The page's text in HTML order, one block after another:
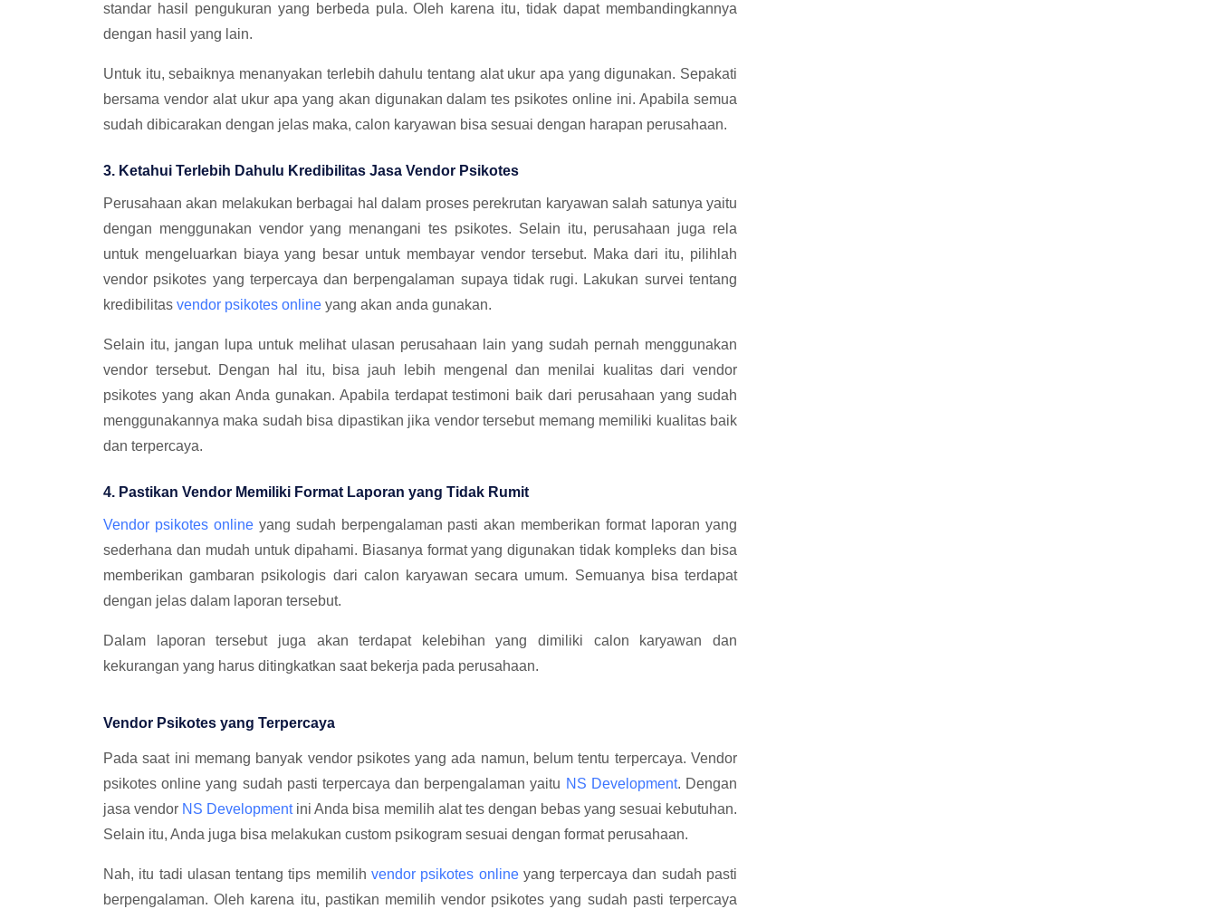
standar hasil pengukuran yang berbeda pula. Oleh karena itu, tidak dapat membandingkannya
dengan hasil yang lain.
Untuk itu, sebaiknya menanyakan terlebih dahulu tentang alat ukur apa yang digunakan. Sepakati
bersama vendor alat ukur apa yang akan digunakan dalam tes psikotes online ini. Apabila semua
sudah dibicarakan dengan jelas maka, calon karyawan bisa sesuai dengan harapan perusahaan.
3. Ketahui Terlebih Dahulu Kredibilitas Jasa Vendor Psikotes
Perusahaan akan melakukan berbagai hal dalam proses perekrutan karyawan salah satunya yaitu
dengan menggunakan vendor yang menangani tes psikotes. Selain itu, perusahaan juga rela
untuk mengeluarkan biaya yang besar untuk membayar vendor tersebut. Maka dari itu, pilihlah
vendor psikotes yang terpercaya dan berpengalaman supaya tidak rugi. Lakukan survei tentang
kredibilitas vendor psikotes online yang akan anda gunakan.
Selain itu, jangan lupa untuk melihat ulasan perusahaan lain yang sudah pernah menggunakan
vendor tersebut. Dengan hal itu, bisa jauh lebih mengenal dan menilai kualitas dari vendor
psikotes yang akan Anda gunakan. Apabila terdapat testimoni baik dari perusahaan yang sudah
menggunakannya maka sudah bisa dipastikan jika vendor tersebut memang memiliki kualitas baik
dan terpercaya.
4. Pastikan Vendor Memiliki Format Laporan yang Tidak Rumit
Vendor psikotes onlineyang sudah berpengalaman pasti akan memberikan format laporan yang
sederhana dan mudah untuk dipahami. Biasanya format yang digunakan tidak kompleks dan bisa
memberikan gambaran psikologis dari calon karyawan secara umum. Semuanya bisa terdapat
dengan jelas dalam laporan tersebut.
Dalam laporan tersebut juga akan terdapat kelebihan yang dimiliki calon karyawan dan
kekurangan yang harus ditingkatkan saat bekerja pada perusahaan.
Vendor Psikotes yang Terpercaya
Pada saat ini memang banyak vendor psikotes yang ada namun, belum tentu terpercaya. Vendor
psikotes online yang sudah pasti terpercaya dan berpengalaman yaitu NS Development. Dengan
jasa vendor NS Developmentini Anda bisa memilih alat tes dengan bebas yang sesuai kebutuhan.
Selain itu, Anda juga bisa melakukan custom psikogram sesuai dengan format perusahaan.
Nah, itu tadi ulasan tentang tips memilih vendor psikotes onlineyang terpercaya dan sudah pasti
berpengalaman. Oleh karena itu, pastikan memilih vendor psikotes yang sudah pasti terpercaya